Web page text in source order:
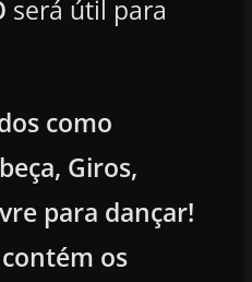
será útil para
como
Giros,
para dançar!
os